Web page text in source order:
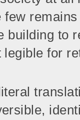
building to
for